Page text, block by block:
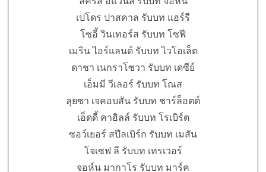
เปโดร ปาสคาล รับบท แฮร์รี
โซอี้ วินเทอร์ส รับบท โซฟี
เมริน ไอร์แลนด์ รับบท ไวโอเล็ต
ดาชา เนกราโซวา รับบท เดซีย์
เอ็มมี วีเลอร์ รับบท โณส
ลุยซา เจคอบสัน รับบท ชาร์ล็อตต์
เอ็ดดี้ คาฮิลล์ รับบท โรเบิร์ต
ซอว์เยอร์ สปีลเบิร์ก รับบท เมสัน
โจเซฟ ลี รับบท เทรเวอร์
จอห์น มากาโร รับบท มาร์ค